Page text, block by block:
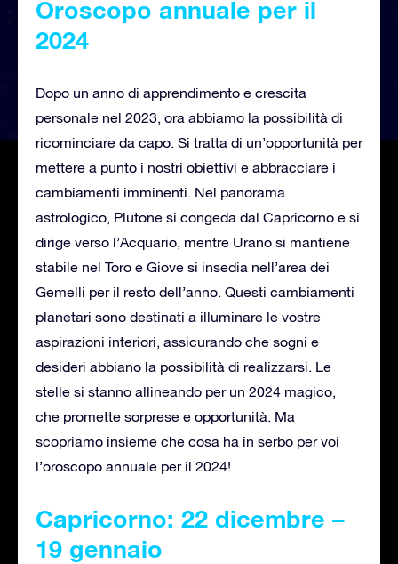
Oroscopo annuale per il
2024
Dopo un anno di apprendimento e crescita
personale nel 2023, ora abbiamo la possibilità di
ricominciare da capo. Si tratta di un’opportunità per
mettere a punto i nostri obiettivi e abbracciare i
cambiamenti imminenti. Nel panorama
astrologico, Plutone si congeda dal Capricorno e si
dirige verso l’Acquario, mentre Urano si mantiene
stabile nel Toro e Giove si insedia nell’area dei
Gemelli per il resto dell’anno. Questi cambiamenti
planetari sono destinati a illuminare le vostre
aspirazioni interiori, assicurando che sogni e
desideri abbiano la possibilità di realizzarsi. Le
stelle si stanno allineando per un 2024 magico,
che promette sorprese e opportunità. Ma
scopriamo insieme che cosa ha in serbo per voi
l’oroscopo annuale per il 2024!
Capricorno: 22 dicembre –
19 gennaio